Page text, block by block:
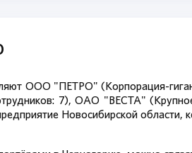
ООО "ПЕТРО" (Корпорация-
7), ОАО "ВЕСТА"
Новосибирской области,